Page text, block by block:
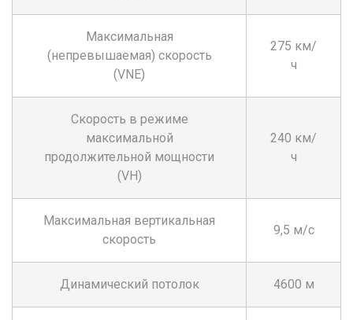
Максимальная
(непревышаемая) скорость
(VNE)
275 км/
ч
Скорость в режиме
максимальной
продолжительной мощности
(VH)
240 км/
ч
Максимальная вертикальная
скорость
9,5 м/с
Динамический потолок 4600 м